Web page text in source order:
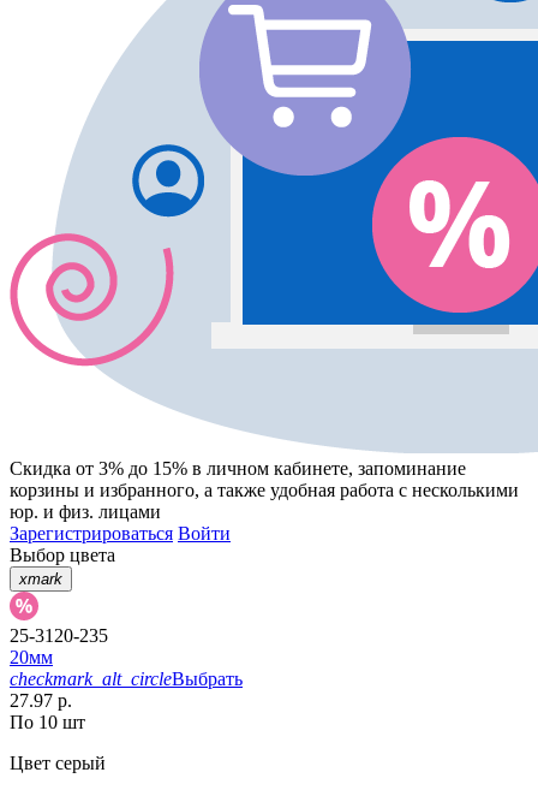
Скидка от 3% до 15% в личном кабинете, запоминание
корзины и избранного, а также удобная работа с несколькими
юр. и физ. лицами
Зарегистрироваться Войти
Выбор цвета
xmark
25-3120-235
20мм
checkmark_alt_circleВыбрать
27.97 р.
По 10 шт
Цвет серый